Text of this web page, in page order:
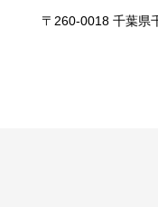
〒260-0018 千葉県